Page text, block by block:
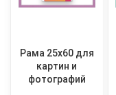
Рама 25x60 для
картин и
фотографий